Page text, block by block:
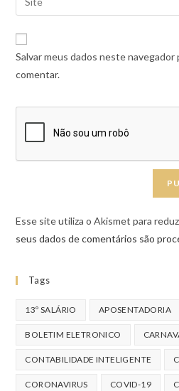
Salvar meus dados neste navegador
comentar.
Esse site utiliza o Akismet para
seus dados de comentários são
Tags
13º SALÁRIO APOSENTADORIA
BOLETIM ELETRONICO
CONTABILIDADE INTELIGENTE
CORONAVIRUS COVID-19